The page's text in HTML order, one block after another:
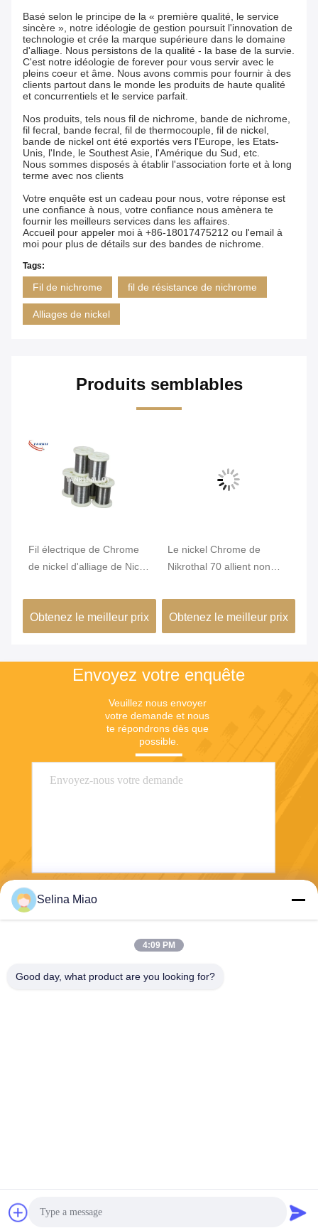
Basé selon le principe de la « première qualité, le service
sincère », notre idéologie de gestion poursuit l'innovation de
technologie et crée la marque supérieure dans le domaine
d'alliage. Nous persistons de la qualité - la base de la survie.
C'est notre idéologie de forever pour vous servir avec le
pleins coeur et âme. Nous avons commis pour fournir à des
clients partout dans le monde les produits de haute qualité
et concurrentiels et le service parfait.
Nos produits, tels nous fil de nichrome, bande de nichrome,
fil fecral, bande fecral, fil de thermocouple, fil de nickel,
bande de nickel ont été exportés vers l'Europe, les Etats-
Unis, l'Inde, le Southest Asie, l'Amérique du Sud, etc.
Nous sommes disposés à établir l'association forte et à long
terme avec nos clients
Votre enquête est un cadeau pour nous, votre réponse est
une confiance à nous, votre confiance nous amènera te
fournir les meilleurs services dans les affaires.
Accueil pour appeler moi à +86-18017475212 ou l'email à
moi pour plus de détails sur des bandes de nichrome.
Tags:
Fil de nichrome fil de résistance de nichrome
Alliages de nickel
Produits semblables
Fil électrique de Chrome
de nickel d'alliage de Nicr
6j22
Obtenez le meilleur prix
Le nickel Chrome de
Nikrothal 70 allient non
Obtenez le meilleur prix
Envoyez votre enquête
Veuillez nous envoyer
votre demande et nous
te répondrons dès que
possible.
Selina Miao
4:09 PM
Good day, what product are you looking for?